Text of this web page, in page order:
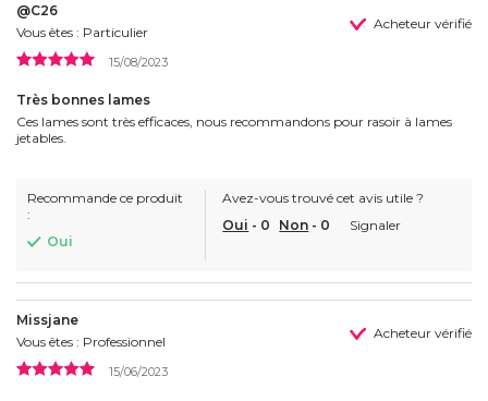
@C26
Vous êtes : Particulier
Acheteur vérifié
15/08/2023
Très bonnes lames
Ces lames sont très efficaces, nous recommandons pour rasoir à lames
jetables.
Recommande ce produit
:
Oui
Avez-vous trouvé cet avis utile ?
Oui - 0 Non - 0 Signaler
Missjane
Vous êtes : Professionnel
Acheteur vérifié
15/06/2023